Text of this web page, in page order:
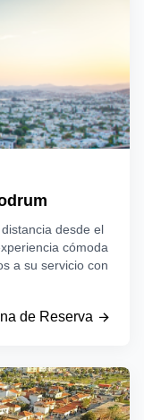
desde el
cómoda
a su servicio con
de Reserva